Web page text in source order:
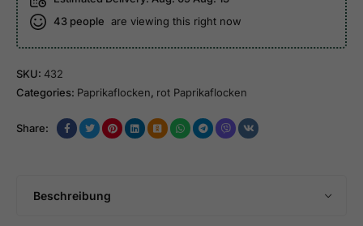
43 people are viewing this right now
SKU: 432
Categories: Paprikaflocken, rot Paprikaflocken
Share:
Beschreibung